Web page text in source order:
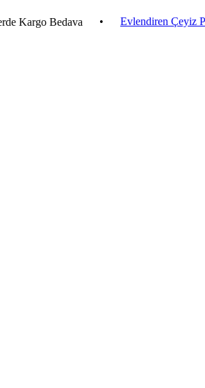
Bedava • Evlendiren Çeyiz Paketleri